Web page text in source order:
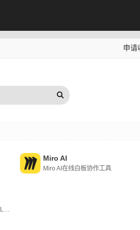
申请
Miro AI
Miro AI在线白板协作工具
帮你解决海量信息焦虑，为你提供好的TLDR内容摘要